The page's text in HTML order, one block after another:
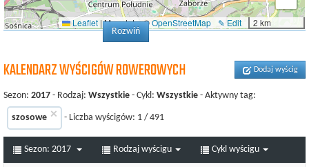
2 km
✎ Edit
Leaflet |Map data: ©OpenStreetMap
Rozwiń
KALENDARZ WYŚCIGÓW ROWEROWYCH Dodaj wyścig
Sezon: 2017 - Rodzaj: Wszystkie - Cykl: Wszystkie - Aktywny tag:
szosowe × - Liczba wyścigów: 1 / 491
Sezon: 2017 Rodzaj wyścigu Cykl wyścigu